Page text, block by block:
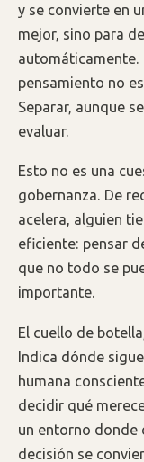
y se convierte en
mejor, sino para
automáticamente.
pensamiento no
Separar, aunque
evaluar.
Esto no es una
gobernanza. De
acelera, alguien
eficiente: pensar
que no todo se
importante.
El cuello de
Indica dónde
humana
decidir qué
un entorno donde
decisión se